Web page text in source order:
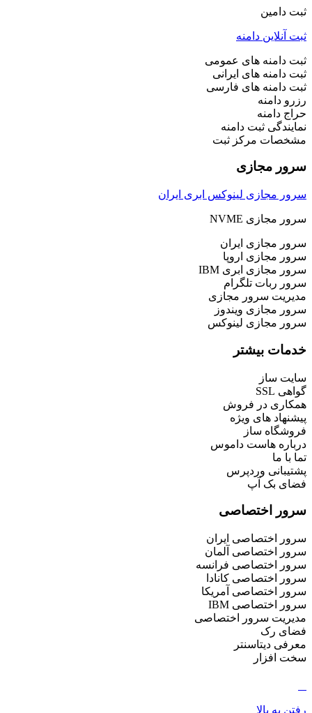
ثبت دامین
ثبت آنلاین دامنه
ثبت دامنه های عمومی
ثبت دامنه های ایرانی
ثبت دامنه های فارسی
رزرو دامنه
حراج دامنه
نمایندگی ثبت دامنه
مشخصات مرکز ثبت
سرور مجازی
سرور مجازی لینوکس ابری ایران
سرور مجازی NVME
سرور مجازی ایران
سرور مجازی اروپا
سرور مجازی ابری IBM
سرور ربات تلگرام
مدیریت سرور مجازی
سرور مجازی ویندوز
سرور مجازی لینوکس
خدمات بیشتر
سایت ساز
گواهی SSL
همکاری در فروش
پیشنهاد های ویژه
فروشگاه ساز
درباره هاست داموس
تما با ما
پشتیبانی وردپرس
فضای بک آپ
سرور اختصاصی
سرور اختصاصی ایران
سرور اختصاصی آلمان
سرور اختصاصی فرانسه
سرور اختصاصی کانادا
سرور اختصاصی آمریکا
سرور اختصاصی IBM
مدیریت سرور اختصاصی
فضای رک
معرفی دیتاسنتر
سخت افزار
رفتن به بالا